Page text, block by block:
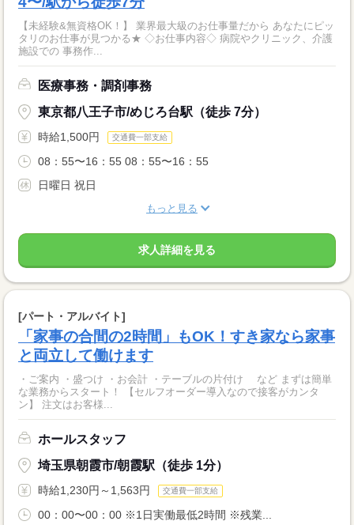
【未経験&無資格OK！】 業界最大級のお仕事量だから あなたにピッ
タリのお仕事が見つかる★ ◇お仕事内容◇ 病院やクリニック、介護
施設での 事務作...
医療事務・調剤事務
東京都八王子市/めじろ台駅（徒歩 7分）
時給1,500円 交通費一部支給
08：55〜16：55 08：55〜16：55
日曜日 祝日
もっと見る
求人詳細を見る
[パート・アルバイト]
「家事の合間の2時間」もOK！すき家なら家事
と両立して働けます
・ご案内 ・盛つけ ・お会計 ・テーブルの片付け など まずは簡単
な業務からスタート！ 【セルフオーダー導入なので接客がカンタ
ン】 注文はお客様...
ホールスタッフ
埼玉県朝霞市/朝霞駅（徒歩 1分）
時給1,230円～1,563円 交通費一部支給
00：00〜00：00 ※1日実働最低2時間 ※残業...